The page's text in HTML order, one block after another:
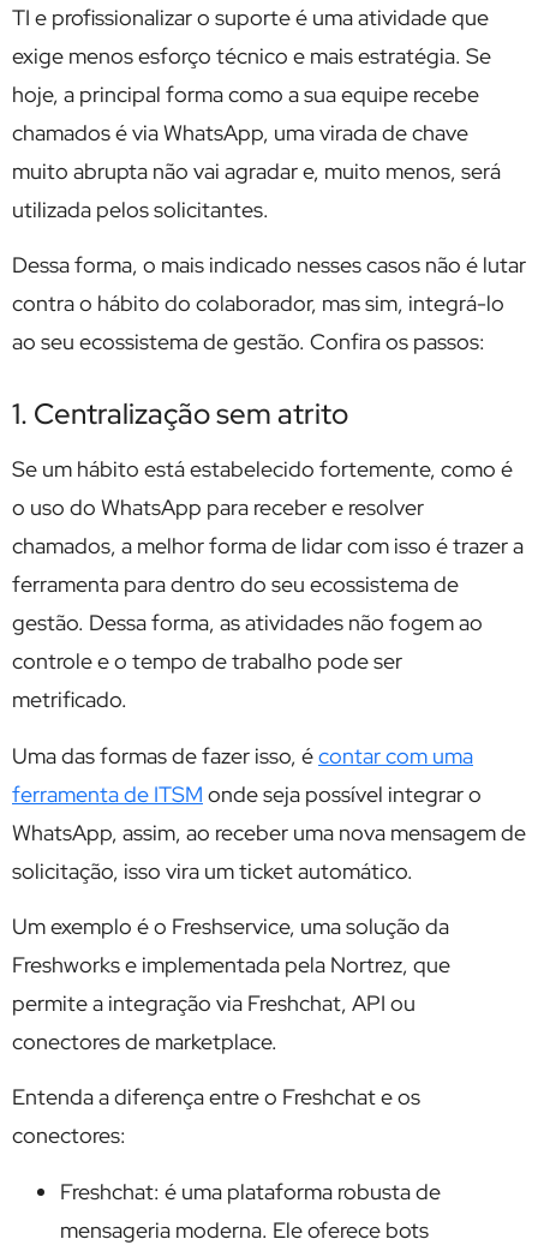
TI e profissionalizar o suporte é uma atividade que
exige menos esforço técnico e mais estratégia. Se
hoje, a principal forma como a sua equipe recebe
chamados é via WhatsApp, uma virada de chave
muito abrupta não vai agradar e, muito menos, será
utilizada pelos solicitantes.
Dessa forma, o mais indicado nesses casos não é lutar
contra o hábito do colaborador, mas sim, integrá-lo
ao seu ecossistema de gestão. Confira os passos:
1. Centralização sem atrito
Se um hábito está estabelecido fortemente, como é
o uso do WhatsApp para receber e resolver
chamados, a melhor forma de lidar com isso é trazer a
ferramenta para dentro do seu ecossistema de
gestão. Dessa forma, as atividades não fogem ao
controle e o tempo de trabalho pode ser
metrificado.
Uma das formas de fazer isso, écontar com uma
ferramenta de ITSM onde seja possível integrar o
WhatsApp, assim, ao receber uma nova mensagem de
solicitação, isso vira um ticket automático.
Um exemplo é o Freshservice, uma solução da
Freshworks e implementada pela Nortrez, que
permite a integração via Freshchat, API ou
conectores de marketplace.
Entenda a diferença entre o Freshchat e os
conectores:
Freshchat: é uma plataforma robusta de
mensageria moderna. Ele oferece bots